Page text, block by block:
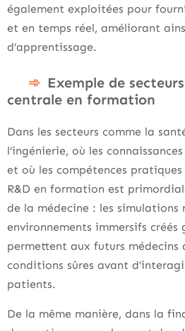
également exploitées pour
et en temps réel, améliorant
d’apprentissage.
Exemple de
centrale en formation
Dans les secteurs comme la
l’ingénierie, où les
et où les compétences
R&D en formation est
de la médecine : les simulations
environnements immersifs créés
permettent aux futurs médecins
conditions sûres avant
patients.
De la même manière, dans la